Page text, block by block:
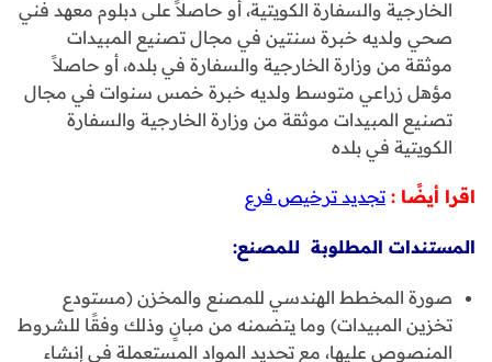
الخارجية والسفارة الكويتية، أو حاصلاً على دبلوم معهد فني
صحي ولديه خبرة سنتين في مجال تصنيع المبيدات
موثقة من وزارة الخارجية والسفارة في بلده، أو حاصلاً
مؤهل زراعي متوسط ولديه خبرة خمس سنوات في مجال
تصنيع المبيدات موثقة من وزارة الخارجية والسفارة
الكويتية في بلده
اقرا أيضًا : تجديد ترخيص فرع
المستندات المطلوبة للمصنع:
صورة المخطط الهندسي للمصنع والمخزن (مستودع
تخزين المبيدات) وما يتضمنه من مبانٍ وذلك وفقًا للشروط
المنصوص عليها، مع تحديد المواد المستعملة في إنشاء